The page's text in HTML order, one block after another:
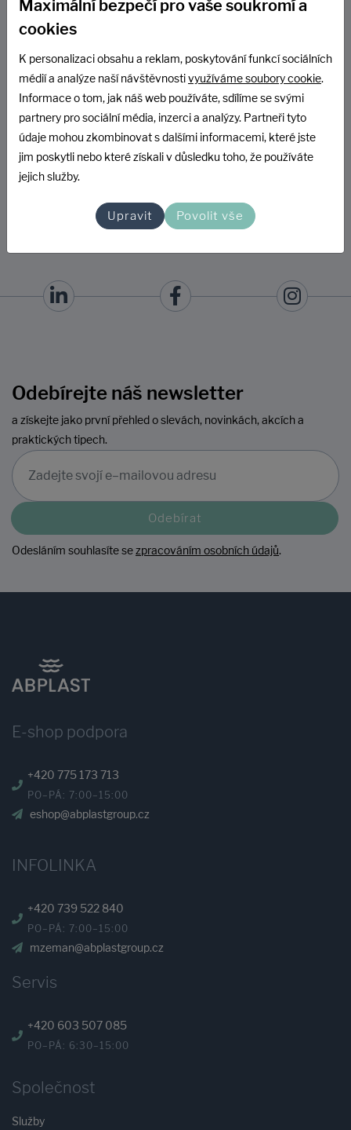
Odebírejte náš newsletter
a získejte jako první přehled o slevách, novinkách, akcích a
praktických tipech.
Odebírat
Odesláním souhlasíte sezpracováním osobních údajů.
E-shop podpora
+420 775 173 713
PO–PÁ: 7:00–15:00
eshop@abplastgroup.cz
INFOLINKA
+420 739 522 840
PO–PÁ: 7:00–15:00
mzeman@abplastgroup.cz
Servis
+420 603 507 085
PO–PÁ: 6:30–15:00
Společnost
Služby
Maximální bezpečí pro vaše soukromí a
cookies
K personalizaci obsahu a reklam, poskytování funkcí sociálních
médií a analýze naší návštěvnostivyužíváme soubory cookie.
Informace o tom, jak náš web používáte, sdílíme se svými
partnery pro sociální média, inzerci a analýzy. Partneři tyto
údaje mohou zkombinovat s dalšími informacemi, které jste
jim poskytli nebo které získali v důsledku toho, že používáte
jejich služby.
Upravit Povolit vše